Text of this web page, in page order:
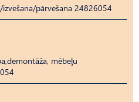
pārvešana 24826054
mēbeļu